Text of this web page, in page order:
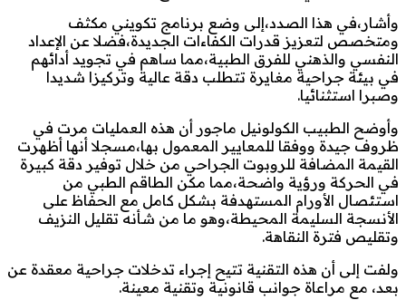
وأشار،في هذا الصدد،إلى وضع برنامج تكويني مكثف
ومتخصص لتعزيز قدرات الكفاءات الجديدة،فضلا عن الإعداد
النفسي والذهني للفرق الطبية،مما ساهم في تجويد أدائهم
في بيئة جراحية مغايرة تتطلب دقة عالية وتركيزا شديدا
وصبرا استثنائيا.
وأوضح الطبيب الكولونيل ماجور أن هذه العمليات مرت في
ظروف جيدة ووفقا للمعايير المعمول بها،مسجلا أنها أظهرت
القيمة المضافة للروبوت الجراحي من خلال توفير دقة كبيرة
في الحركة ورؤية واضحة،مما مكن الطاقم الطبي من
استئصال الأورام المستهدفة بشكل كامل مع الحفاظ على
الأنسجة السليمة المحيطة،وهو ما من شأنه تقليل النزيف
وتقليص فترة النقاهة.
ولفت إلى أن هذه التقنية تتيح إجراء تدخلات جراحية معقدة عن
بعد، مع مراعاة جوانب قانونية وتقنية معينة.